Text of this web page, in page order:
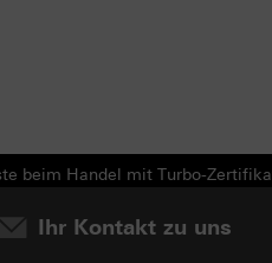
beim Handel mit Turbo-
Ihr Kontakt zu uns